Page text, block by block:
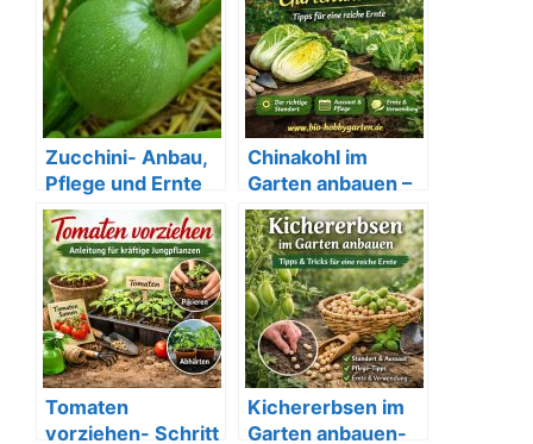
Zucchini- Anbau,
Pflege und Ernte
Chinakohl im
Garten anbauen –
Tipps für eine
reiche Ernte
Tomaten
vorziehen- Schritt
Kichererbsen im
Garten anbauen-